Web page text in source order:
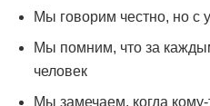
Мы говорим честно, но с
Мы помним, что за
человек
Мы замечаем, когда